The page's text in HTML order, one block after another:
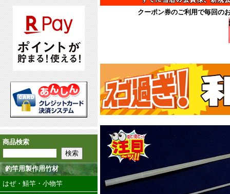
商品検索
釣竿用製作用竹材
はぜ・鱚竿・小物竿
クーポン券のご利用で毎回の